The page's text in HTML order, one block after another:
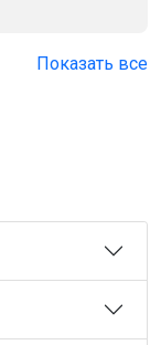
Показать все